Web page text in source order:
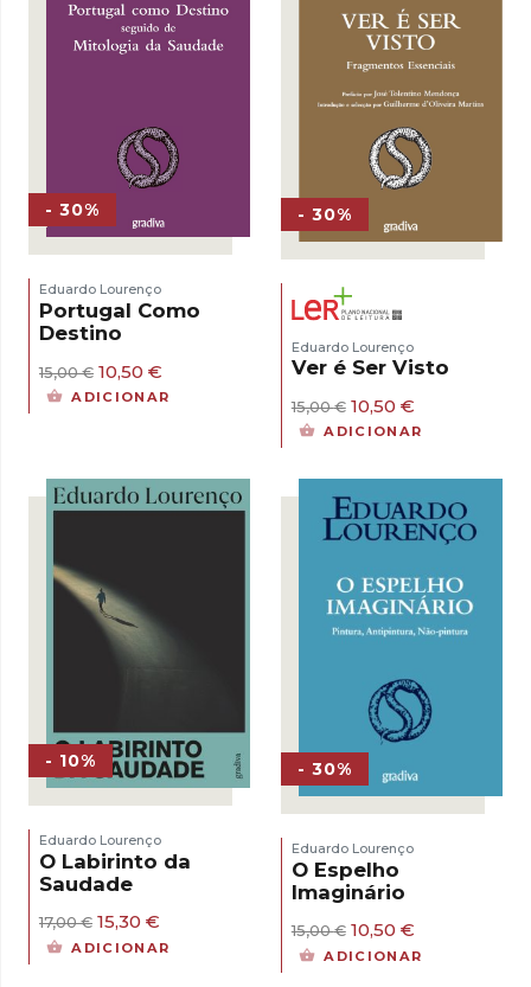
- 30%
Eduardo Lourenço
Portugal Como
Destino
15,00€ O
preço
10,50 €
preço
ADICIONAR
- 30%
Eduardo Lourenço
Ver é Ser Visto
15,00€ O
preço
15,00 €.
10,50 €O
preço
10,50 €.
ADICIONAR
- 10%
Eduardo Lourenço
O Labirinto da
Saudade
17,00€ O
preço
original
15,30 €
preço
atual
ADICIONAR
- 30%
Eduardo Lourenço
O Espelho
Imaginário
15,00€ O
preço
10,50 €O
preço
ADICIONAR